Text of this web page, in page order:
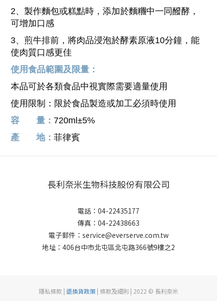
2、 製作麵包或糕點時，添加於麵糰中一同醱酵，
可增加口感
3、煎牛排前，將肉品浸泡於酵素原液10分鐘，能
使肉質口感更佳
使用食品範圍及限量：
本品可於各類食品中視實際需要適量使用
使用限制：限於食品製造或加工必須時使用
容 量： 720ml±5%
產 地： 菲律賓
長利奈米生物科技股份有限公司
電話：04-22435177
傳真：04-22438663
電子郵件：service@everserve.com.tw
地址：406台中市北屯區北屯路366號9樓之2
隱私條款 | 退換貨政策 | 條款及細則 | 2022 © 長利奈米